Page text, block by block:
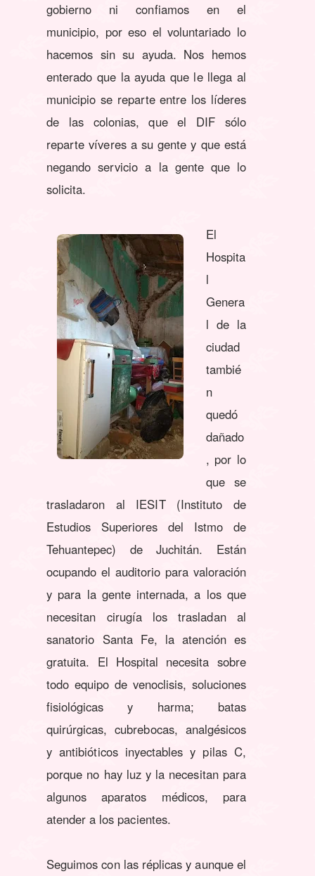
gobierno ni confiamos en el
municipio, por eso el voluntariado lo
hacemos sin su ayuda. Nos hemos
enterado que la ayuda que le llega al
municipio se reparte entre los líderes
de las colonias, que el DIF sólo
reparte víveres a su gente y que está
negando servicio a la gente que lo
solicita.
El
Hospita
l
Genera
l de la
ciudad
tambié
n
quedó
dañado
, por lo
que se
trasladaron al IESIT (Instituto de
Estudios Superiores del Istmo de
Tehuantepec) de Juchitán. Están
ocupando el auditorio para valoración
y para la gente internada, a los que
necesitan cirugía los trasladan al
sanatorio Santa Fe, la atención es
gratuita. El Hospital necesita sobre
todo equipo de venoclisis, soluciones
fisiológicas y harma; batas
quirúrgicas, cubrebocas, analgésicos
y antibióticos inyectables y pilas C,
porque no hay luz y la necesitan para
algunos aparatos médicos, para
atender a los pacientes.
Seguimos con las réplicas y aunque el